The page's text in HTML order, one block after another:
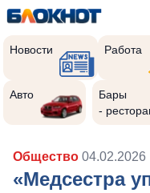
Новости Работа
Авто
Бары
-
Общество 04.02.2026
«Медсестра